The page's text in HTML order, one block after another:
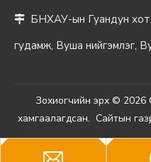
 БНХАУ-ын Гуандун
гудамж, Вуша нийгэмлэг,
Зохиогчийн эрх © 2026
хамгаалагдсан. Сайтын